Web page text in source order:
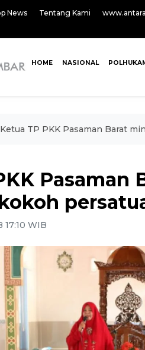
News Tentang Kami
HOME NASIONAL
Ketua TP PKK Pasaman Barat
Pasaman
17:10 WIB